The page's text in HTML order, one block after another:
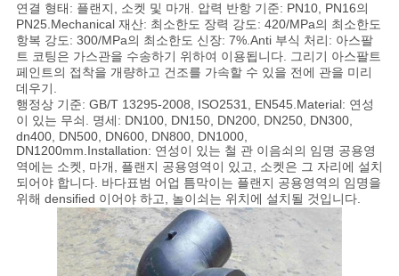
연결 형태: 플랜지, 소켓 및 마개. 압력 반항 기준: PN10, PN16의
PN25.Mechanical 재산: 최소한도 장력 강도: 420/MPa의 최소한도
항복 강도: 300/MPa의 최소한도 신장: 7%.Anti 부식 처리: 아스팔
트 코팅은 가스관을 수송하기 위하여 이용됩니다. 그리기 아스팔트
페인트의 접착을 개량하고 건조를 가속할 수 있을 전에 관을 미리
데우기.
행정상 기준: GB/T 13295-2008, ISO2531, EN545.Material: 연성
이 있는 무쇠. 명세: DN100, DN150, DN200, DN250, DN300,
dn400, DN500, DN600, DN800, DN1000,
DN1200mm.Installation: 연성이 있는 철 관 이음쇠의 임명 공용영
역에는 소켓, 마개, 플랜지 공용영역이 있고, 소켓은 그 자리에 설치
되어야 합니다. 바다표범 어업 틈막이는 플랜지 공용영역의 임명을
위해 densified 이어야 하고, 놀이쇠는 위치에 설치될 것입니다.